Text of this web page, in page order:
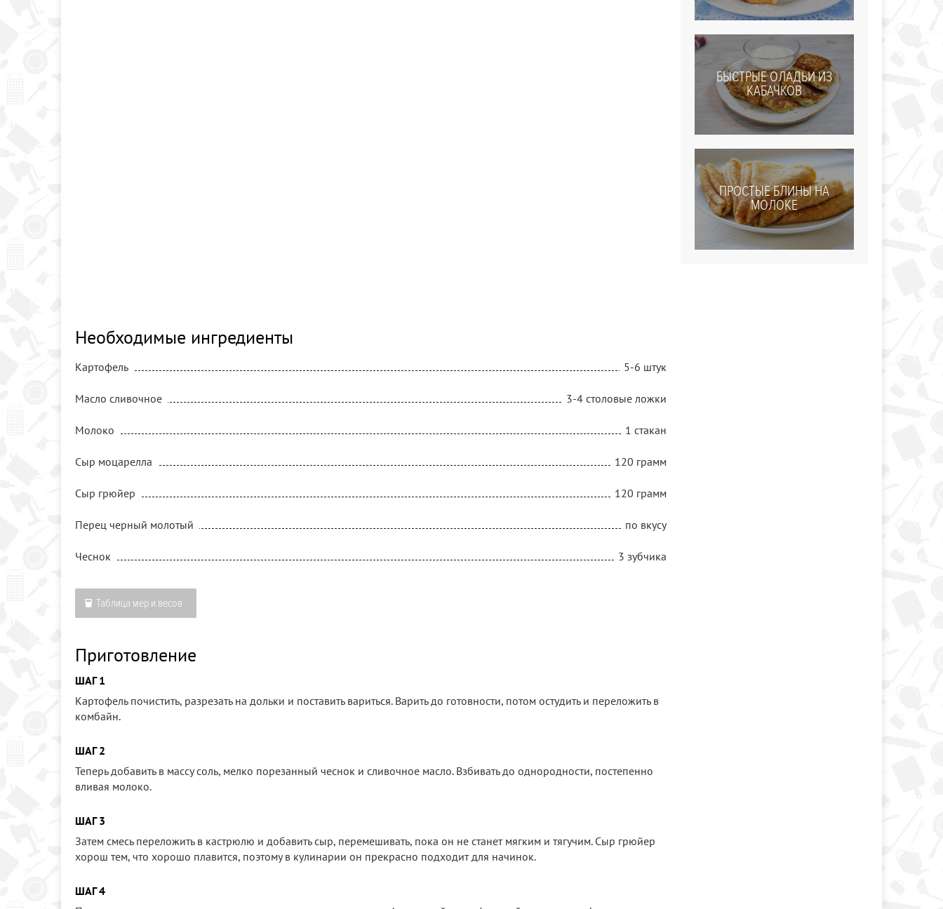
Необходимые ингредиенты
Картофель 5-6 штук
Масло сливочное 3-4 столовые ложки
Молоко 1 стакан
Сыр моцарелла 120 грамм
Сыр грюйер 120 грамм
Перец черный молотый по вкусу
Чеснок 3 зубчика
Таблица мер и весов
Приготовление
ШАГ 1
Картофель почистить, разрезать на дольки и поставить вариться. Варить до готовности, потом остудить и переложить в
комбайн.
ШАГ 2
Теперь добавить в массу соль, мелко порезанный чеснок и сливочное масло. Взбивать до однородности, постепенно
вливая молоко.
ШАГ 3
Затем смесь переложить в кастрюлю и добавить сыр, перемешивать, пока он не станет мягким и тягучим. Сыр грюйер
хорош тем, что хорошо плавится, поэтому в кулинарии он прекрасно подходит для начинок.
ШАГ 4
БЫСТРЫЕ ОЛАДЬИ ИЗ
КАБАЧКОВ
ПРОСТЫЕ БЛИНЫ НА
МОЛОКЕ